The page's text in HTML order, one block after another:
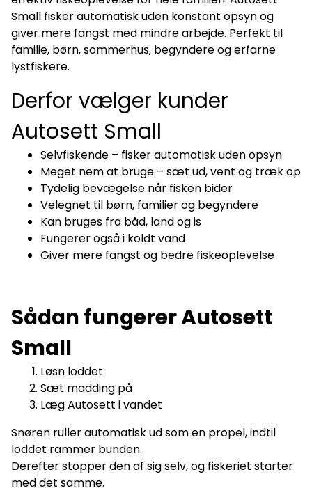
Small fisker automatisk uden konstant opsyn og
giver mere fangst med mindre arbejde. Perfekt til
familie, børn, sommerhus, begyndere og erfarne
lystfiskere.
Derfor vælger kunder
Autosett Small
Selvfiskende – fisker automatisk uden opsyn
Meget nem at bruge – sæt ud, vent og træk op
Tydelig bevægelse når fisken bider
Velegnet til børn, familier og begyndere
Kan bruges fra båd, land og is
Fungerer også i koldt vand
Giver mere fangst og bedre fiskeoplevelse
Sådan fungerer Autosett
Small
Løsn loddet
Sæt madding på
Læg Autosett i vandet
Snøren ruller automatisk ud som en propel, indtil
loddet rammer bunden.
Derefter stopper den af sig selv, og fiskeriet starter
med det samme.